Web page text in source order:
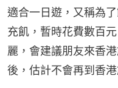
適合一日遊，又稱為
充飢，暫時花費數百
麗，會建議朋友來香
後，估計不會再到香港